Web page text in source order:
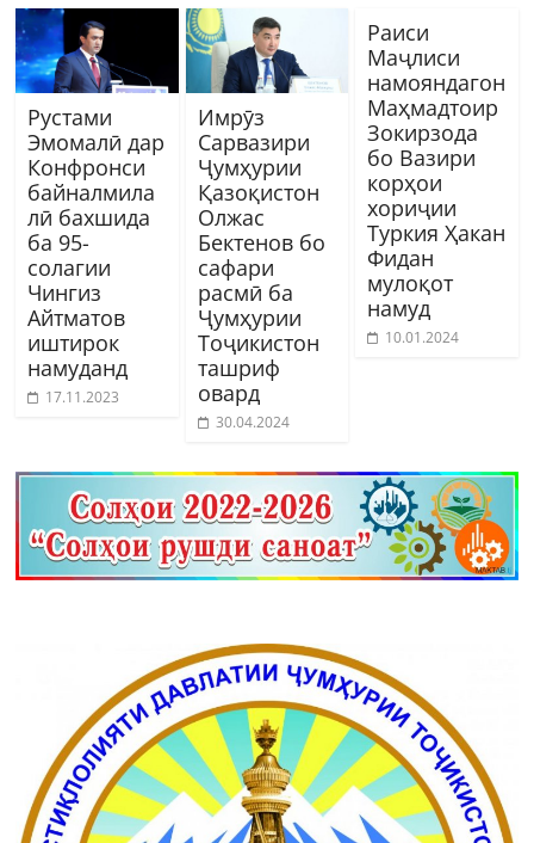
Рустами
Эмомалӣ дар
Конфронси
байналмила
лӣ бахшида
ба 95-
солагии
Чингиз
Айтматов
иштирок
намуданд
17.11.2023
Имрӯз
Сарвазири
Ҷумҳурии
Қазоқистон
Олжас
Бектенов бо
сафари
расмӣ ба
Ҷумҳурии
Тоҷикистон
ташриф
овард
30.04.2024
Раиси
Маҷлиси
намояндагон
Маҳмадтоир
Зокирзода
бо Вазири
корҳои
хориҷии
Туркия Ҳакан
Фидан
мулоқот
намуд
10.01.2024